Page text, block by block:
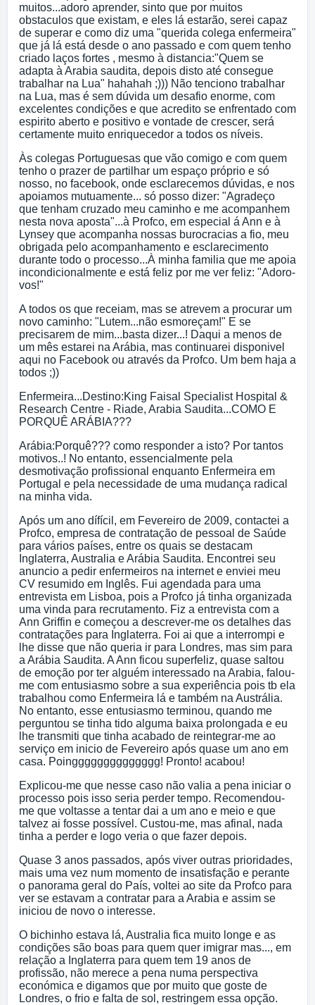
muitos...adoro aprender, sinto que por muitos
obstaculos que existam, e eles lá estarão, serei capaz
de superar e como diz uma "querida colega enfermeira"
que já lá está desde o ano passado e com quem tenho
criado laços fortes , mesmo à distancia:"Quem se
adapta à Arabia saudita, depois disto até consegue
trabalhar na Lua" hahahah ;))) Não tenciono trabalhar
na Lua, mas é sem dúvida um desafio enorme, com
excelentes condições e que acredito se enfrentado com
espirito aberto e positivo e vontade de crescer, será
certamente muito enriquecedor a todos os níveis.
Às colegas Portuguesas que vão comigo e com quem
tenho o prazer de partilhar um espaço próprio e só
nosso, no facebook, onde esclarecemos dúvidas, e nos
apoiamos mutuamente... só posso dizer: "Agradeço
que tenham cruzado meu caminho e me acompanhem
nesta nova aposta"...à Profco, em especial á Ann e à
Lynsey que acompanha nossas burocracias a fio, meu
obrigada pelo acompanhamento e esclarecimento
durante todo o processo...À minha familia que me apoia
incondicionalmente e está feliz por me ver feliz: "Adoro-
vos!"
A todos os que receiam, mas se atrevem a procurar um
novo caminho: "Lutem...não esmoreçam!" E se
precisarem de mim...basta dizer...! Daqui a menos de
um mês estarei na Arábia, mas continuarei disponivel
aqui no Facebook ou através da Profco. Um bem haja a
todos ;))
Enfermeira...Destino:King Faisal Specialist Hospital &
Research Centre - Riade, Arabia Saudita...COMO E
PORQUÊ ARÁBIA???
Arábia:Porquê??? como responder a isto? Por tantos
motivos..! No entanto, essencialmente pela
desmotivação profissional enquanto Enfermeira em
Portugal e pela necessidade de uma mudança radical
na minha vida.
Após um ano dífícil, em Fevereiro de 2009, contactei a
Profco, empresa de contratação de pessoal de Saúde
para vários países, entre os quais se destacam
Inglaterra, Australia e Arábia Saudita. Encontrei seu
anuncio a pedir enfermeiros na internet e enviei meu
CV resumido em Inglês. Fui agendada para uma
entrevista em Lisboa, pois a Profco já tinha organizada
uma vinda para recrutamento. Fiz a entrevista com a
Ann Griffin e começou a descrever-me os detalhes das
contratações para Inglaterra. Foi ai que a interrompi e
lhe disse que não queria ir para Londres, mas sim para
a Arábia Saudita. A Ann ficou superfeliz, quase saltou
de emoção por ter alguém interessado na Arabia, falou-
me com entusiasmo sobre a sua experiência pois tb ela
trabalhou como Enfermeira lá e também na Austrália.
No entanto, esse entusiasmo terminou, quando me
perguntou se tinha tido alguma baixa prolongada e eu
lhe transmiti que tinha acabado de reintegrar-me ao
serviço em inicio de Fevereiro após quase um ano em
casa. Poingggggggggggggg! Pronto! acabou!
Explicou-me que nesse caso não valia a pena iniciar o
processo pois isso seria perder tempo. Recomendou-
me que voltasse a tentar dai a um ano e meio e que
talvez ai fosse possível. Custou-me, mas afinal, nada
tinha a perder e logo veria o que fazer depois.
Quase 3 anos passados, após viver outras prioridades,
mais uma vez num momento de insatisfação e perante
o panorama geral do País, voltei ao site da Profco para
ver se estavam a contratar para a Arabia e assim se
iniciou de novo o interesse.
O bichinho estava lá, Australia fica muito longe e as
condições são boas para quem quer imigrar mas..., em
relação a Inglaterra para quem tem 19 anos de
profissão, não merece a pena numa perspectiva
económica e digamos que por muito que goste de
Londres, o frio e falta de sol, restringem essa opção.